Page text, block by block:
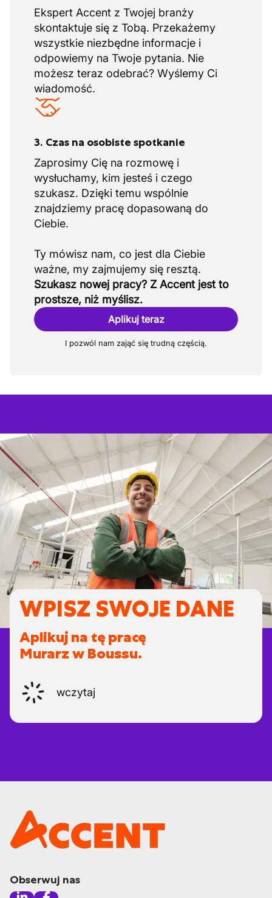
Ekspert Accent z Twojej branży
skontaktuje się z Tobą. Przekażemy
wszystkie niezbędne informacje i
odpowiemy na Twoje pytania. Nie
możesz teraz odebrać? Wyślemy Ci
wiadomość.
3. Czas na osobiste spotkanie
Zaprosimy Cię na rozmowę i
wysłuchamy, kim jesteś i czego
szukasz. Dzięki temu wspólnie
znajdziemy pracę dopasowaną do
Ciebie.
Ty mówisz nam, co jest dla Ciebie
Szukasz nowej pracy? Z Accent jest to
prostsze, niż myślisz.
Aplikuj teraz
I pozwól nam zająć się trudną częścią.
WPISZ SWOJE DANE
Aplikuj na tę pracę
Murarz w Boussu.
wczytaj
Obserwuj nas